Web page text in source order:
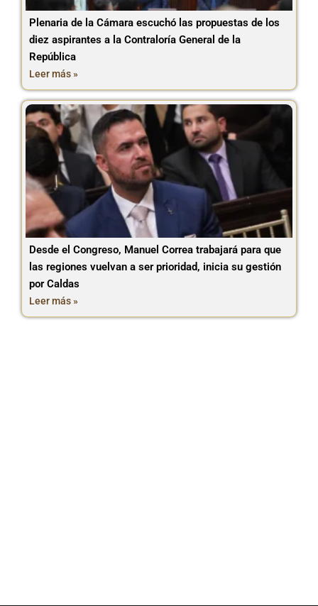
Plenaria de la Cámara escuchó las propuestas de los
diez aspirantes a la Contraloría General de la
República
Leer más »
Desde el Congreso, Manuel Correa trabajará para que
las regiones vuelvan a ser prioridad, inicia su gestión
por Caldas
Leer más »